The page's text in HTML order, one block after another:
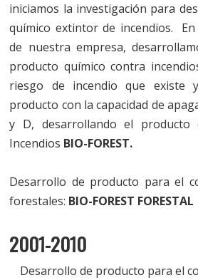
iniciamos la investigación para
químico extintor de incendios. En
de nuestra empresa,
producto químico contra
riesgo de incendio que
producto con la capacidad de
y D, desarrollando el producto
Incendios BIO-FOREST.
Desarrollo de producto para el
forestales: BIO-FOREST FORESTAL
2001-2010
Desarrollo de producto para el